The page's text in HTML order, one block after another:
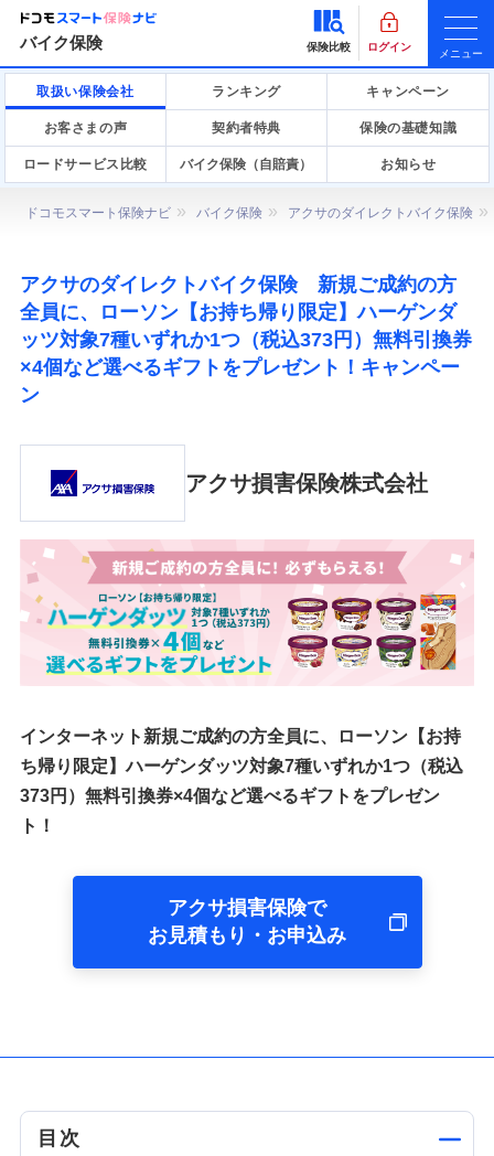
バイク保険 保険比較 ログイン
メニュー
取扱い保険会社 ランキング キャンペーン
お客さまの声 契約者特典 保険の基礎知識
ロードサービス比較 バイク保険（自賠責） お知らせ
ドコモスマート保険ナビ バイク保険 アクサのダイレクトバイク保険
アクサのダイレクトバイク保険 新規ご成約の方
全員に、ローソン【お持ち帰り限定】ハーゲンダ
ッツ対象7種いずれか1つ（税込373円）無料引換券
×4個など選べるギフトをプレゼント！キャンペー
ン
アクサ損害保険株式会社
インターネット新規ご成約の方全員に、ローソン【お持
ち帰り限定】ハーゲンダッツ対象7種いずれか1つ（税込
373円）無料引換券×4個など選べるギフトをプレゼン
ト！
アクサ損害保険で
お見積もり・お申込み
目次